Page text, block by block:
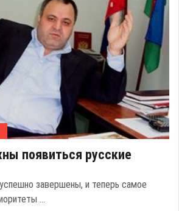
появиться русские
завершены, и теперь самое
...